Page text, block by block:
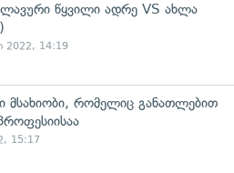
წყვილი ადრე VS ახლა
2022, 14:19
მსახიობი, რომელიც განათლებით
15:17